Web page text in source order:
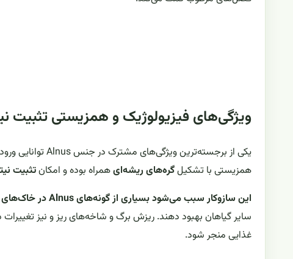
ویژگی‌های فیزیولوژیک و همزیستی تثبیت
یکی از برجسته‌ترین ویژگی‌های مشترک در جنس Alnus توانایی ورود به همزیستی با باکتری‌های رشته‌ای خاکزی از گروه
همزیستی با تشکیلگره‌های ریشه‌ایهمراه بوده و امکانتثبیت
این سازوکار سبب می‌شود بسیاری از گونه‌های Alnus در خاک‌های فقیر از نیتروژن نیز رشد موفقی داشته باشند
سایر گیاهان بهبود دهند. ریزش برگ و شاخه‌های ریز و نیز
غذایی منجر شود.